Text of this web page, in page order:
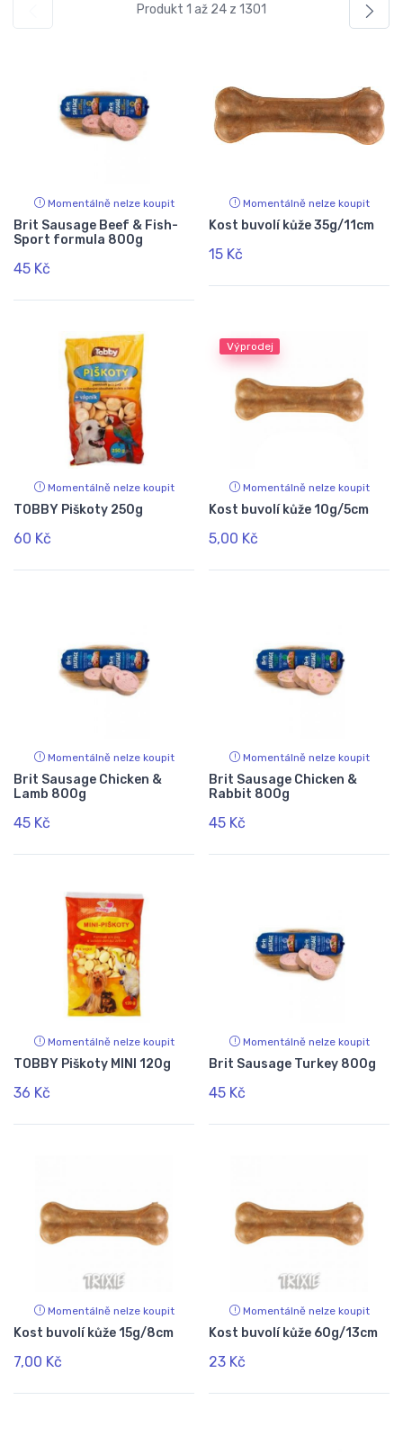
Produkt 1 až 24 z 1301
Momentálně nelze koupit
Brit Sausage Beef & Fish-
Sport formula 800g
45 Kč
Momentálně nelze koupit
Kost buvolí kůže 35g/11cm
15 Kč
Momentálně nelze koupit
TOBBY Piškoty 250g
60 Kč
Výprodej
Momentálně nelze koupit
Kost buvolí kůže 10g/5cm
5,00 Kč
Momentálně nelze koupit
Brit Sausage Chicken &
Lamb 800g
45 Kč
Momentálně nelze koupit
Brit Sausage Chicken &
Rabbit 800g
45 Kč
Momentálně nelze koupit
TOBBY Piškoty MINI 120g
36 Kč
Momentálně nelze koupit
Brit Sausage Turkey 800g
45 Kč
Momentálně nelze koupit
Kost buvolí kůže 15g/8cm
7,00 Kč
Momentálně nelze koupit
Kost buvolí kůže 60g/13cm
23 Kč